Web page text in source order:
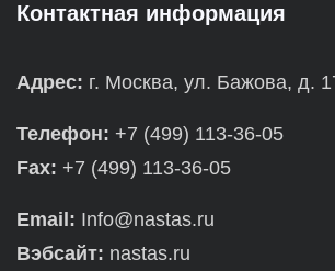
Контактная информация
Адрес: г. Москва, ул. Бажова, д.
Телефон: +7 (499) 113-36-05
Fax: +7 (499) 113-36-05
Email: Info@nastas.ru
Вэбсайт: nastas.ru